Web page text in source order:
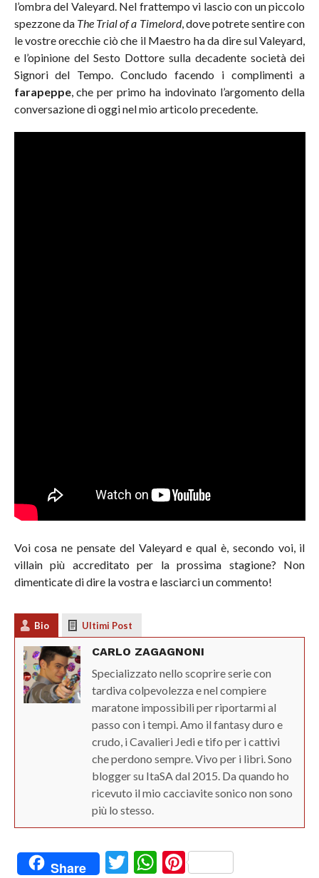
l’ombra del Valeyard. Nel frattempo vi lascio con un piccolo
spezzone da The Trial of a Timelord, dove potrete sentire con
le vostre orecchie ciò che il Maestro ha da dire sul Valeyard,
e l’opinione del Sesto Dottore sulla decadente società dei
Signori del Tempo. Concludo facendo i complimenti a
farapeppe, che per primo ha indovinato l’argomento della
conversazione di oggi nel mio articolo precedente.
Voi cosa ne pensate del Valeyard e qual è, secondo voi, il
villain più accreditato per la prossima stagione? Non
dimenticate di dire la vostra e lasciarci un commento!
Bio Ultimi Post
CARLO ZAGAGNONI
Specializzato nello scoprire serie con
tardiva colpevolezza e nel compiere
maratone impossibili per riportarmi al
passo con i tempi. Amo il fantasy duro e
crudo, i Cavalieri Jedi e tifo per i cattivi
che perdono sempre. Vivo per i libri. Sono
blogger su ItaSA dal 2015. Da quando ho
ricevuto il mio cacciavite sonico non sono
più lo stesso.
Share Twitter
WhatsApp
Pinterest